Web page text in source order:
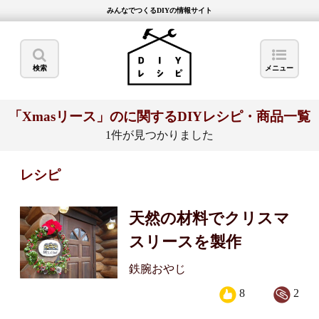
みんなでつくるDIYの情報サイト
検索 メニュー
「Xmasリース」のに関するDIYレシピ・商品一覧
1件が見つかりました
レシピ
天然の材料でクリスマ
スリースを製作
鉄腕おやじ
2
8